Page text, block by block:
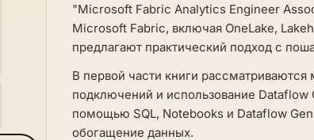
"Microsoft Fabric Analytics Engineer
Microsoft Fabric, включая OneLake,
предлагают практический подход с
В первой части книги
подключений и использование
помощью SQL, Notebooks и Dataflow
обогащение данных.